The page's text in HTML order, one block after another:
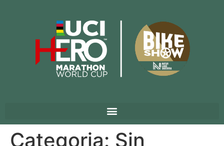
Categoria: Sin